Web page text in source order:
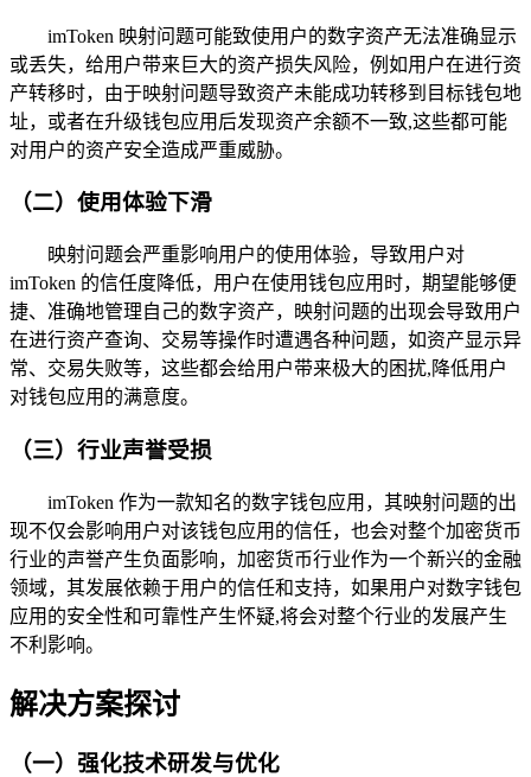
imToken 映射问题可能致使用户的数字资产无法准确显示
或丢失，给用户带来巨大的资产损失风险，例如用户在进行资
产转移时，由于映射问题导致资产未能成功转移到目标钱包地
址，或者在升级钱包应用后发现资产余额不一致,这些都可能
对用户的资产安全造成严重威胁。
（二）使用体验下滑
映射问题会严重影响用户的使用体验，导致用户对
imToken 的信任度降低，用户在使用钱包应用时，期望能够便
捷、准确地管理自己的数字资产，映射问题的出现会导致用户
在进行资产查询、交易等操作时遭遇各种问题，如资产显示异
常、交易失败等，这些都会给用户带来极大的困扰,降低用户
对钱包应用的满意度。
（三）行业声誉受损
imToken 作为一款知名的数字钱包应用，其映射问题的出
现不仅会影响用户对该钱包应用的信任，也会对整个加密货币
行业的声誉产生负面影响，加密货币行业作为一个新兴的金融
领域，其发展依赖于用户的信任和支持，如果用户对数字钱包
应用的安全性和可靠性产生怀疑,将会对整个行业的发展产生
不利影响。
解决方案探讨
（一）强化技术研发与优化